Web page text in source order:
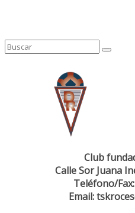
Club
Calle Sor Juana
Teléfono/
Email: